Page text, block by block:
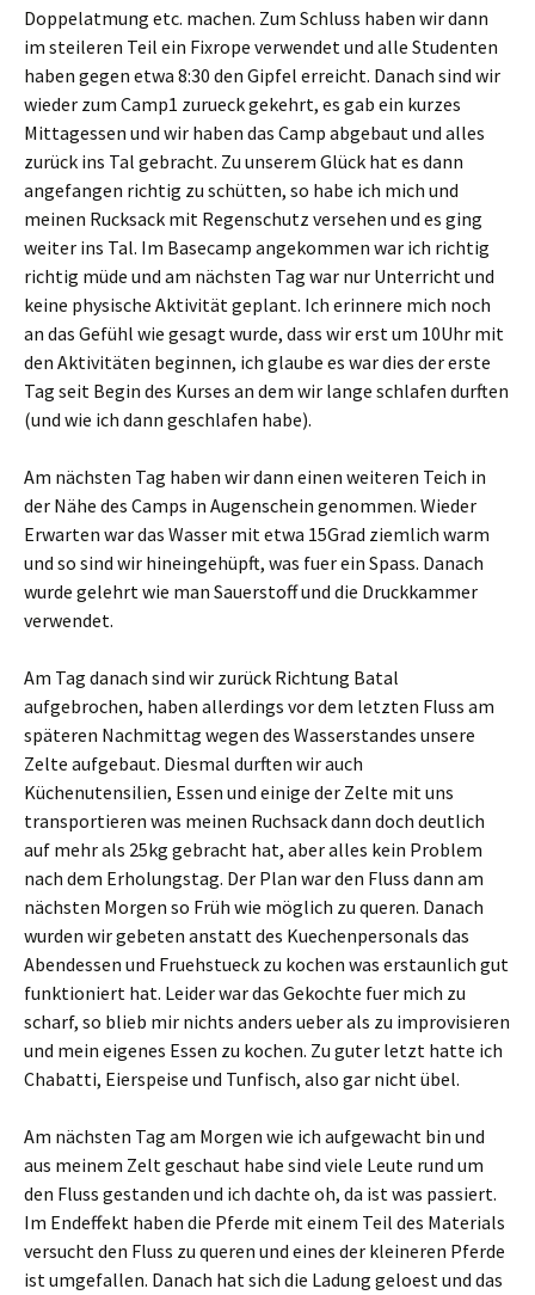
Doppelatmung etc. machen. Zum Schluss haben wir dann
im steileren Teil ein Fixrope verwendet und alle Studenten
haben gegen etwa 8:30 den Gipfel erreicht. Danach sind wir
wieder zum Camp1 zurueck gekehrt, es gab ein kurzes
Mittagessen und wir haben das Camp abgebaut und alles
zurück ins Tal gebracht. Zu unserem Glück hat es dann
angefangen richtig zu schütten, so habe ich mich und
meinen Rucksack mit Regenschutz versehen und es ging
weiter ins Tal. Im Basecamp angekommen war ich richtig
richtig müde und am nächsten Tag war nur Unterricht und
keine physische Aktivität geplant. Ich erinnere mich noch
an das Gefühl wie gesagt wurde, dass wir erst um 10Uhr mit
den Aktivitäten beginnen, ich glaube es war dies der erste
Tag seit Begin des Kurses an dem wir lange schlafen durften
(und wie ich dann geschlafen habe).
Am nächsten Tag haben wir dann einen weiteren Teich in
der Nähe des Camps in Augenschein genommen. Wieder
Erwarten war das Wasser mit etwa 15Grad ziemlich warm
und so sind wir hineingehüpft, was fuer ein Spass. Danach
wurde gelehrt wie man Sauerstoff und die Druckkammer
verwendet.
Am Tag danach sind wir zurück Richtung Batal
aufgebrochen, haben allerdings vor dem letzten Fluss am
späteren Nachmittag wegen des Wasserstandes unsere
Zelte aufgebaut. Diesmal durften wir auch
Küchenutensilien, Essen und einige der Zelte mit uns
transportieren was meinen Ruchsack dann doch deutlich
auf mehr als 25kg gebracht hat, aber alles kein Problem
nach dem Erholungstag. Der Plan war den Fluss dann am
nächsten Morgen so Früh wie möglich zu queren. Danach
wurden wir gebeten anstatt des Kuechenpersonals das
Abendessen und Fruehstueck zu kochen was erstaunlich gut
funktioniert hat. Leider war das Gekochte fuer mich zu
scharf, so blieb mir nichts anders ueber als zu improvisieren
und mein eigenes Essen zu kochen. Zu guter letzt hatte ich
Chabatti, Eierspeise und Tunfisch, also gar nicht übel.
Am nächsten Tag am Morgen wie ich aufgewacht bin und
aus meinem Zelt geschaut habe sind viele Leute rund um
den Fluss gestanden und ich dachte oh, da ist was passiert.
Im Endeffekt haben die Pferde mit einem Teil des Materials
versucht den Fluss zu queren und eines der kleineren Pferde
ist umgefallen. Danach hat sich die Ladung geloest und das